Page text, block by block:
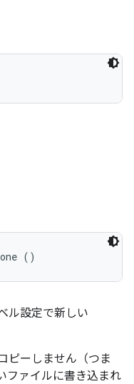
()
ル設定で新しい
ピーしません（つま
ファイルに書き込まれ